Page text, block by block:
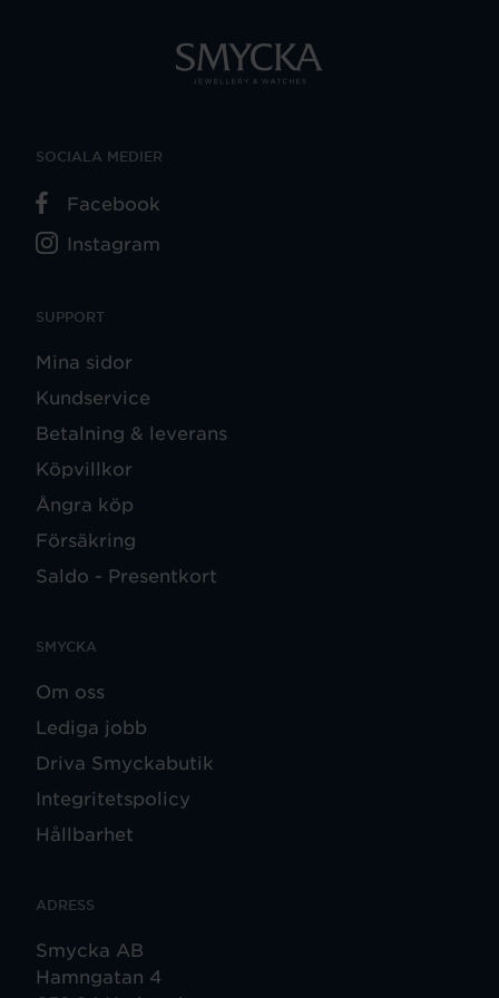
SUPPORT
Mina sidor
Kundservice
Betalning & leverans
Köpvillkor
Ångra köp
Försäkring
Saldo - Presentkort
SMYCKA
Om oss
Lediga jobb
Driva Smyckabutik
Integritetspolicy
Hållbarhet
ADRESS
Smycka AB
Hamngatan 4
SOCIALA MEDIER
Facebook
Instagram